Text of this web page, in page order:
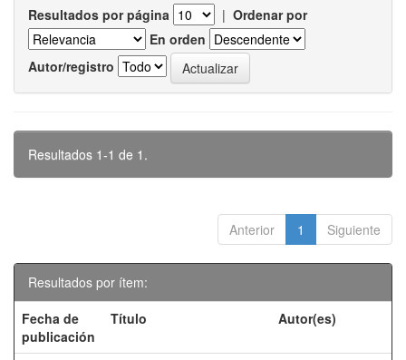
Resultados por página | Ordenar por
En orden
Autor/registro
Resultados 1-1 de 1.
Anterior 1 Siguiente
Resultados por ítem:
Fecha de
publicación
Título Autor(es)